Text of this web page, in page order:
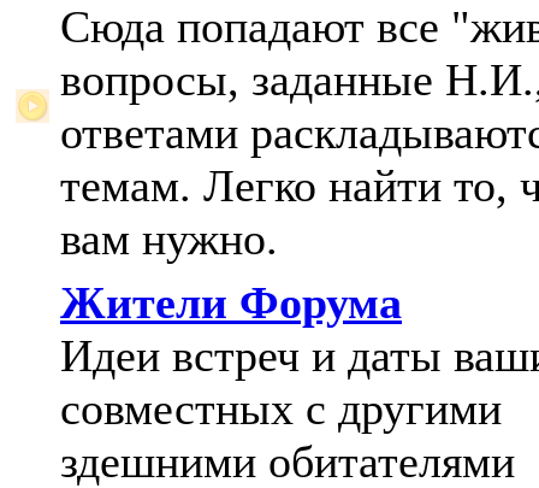
Сюда попадают все
вопросы, заданные
ответами
темам. Легко найти то,
вам нужно.
Жители Форума
Идеи встреч и даты
совместных с другими
здешними обитателями